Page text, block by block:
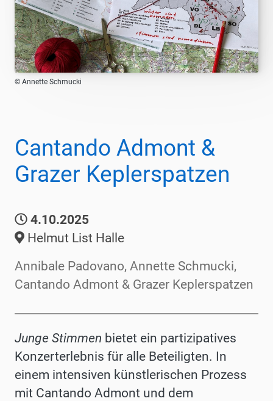
© Annette Schmucki
Cantando Admont &
Grazer Keplerspatzen
4.10.2025
Helmut List Halle
Annibale Padovano, Annette Schmucki,
Cantando Admont & Grazer Keplerspatzen
Junge Stimmen bietet ein partizipatives
Konzerterlebnis für alle Beteiligten. In
einem intensiven künstlerischen Prozess
mit Cantando Admont und dem